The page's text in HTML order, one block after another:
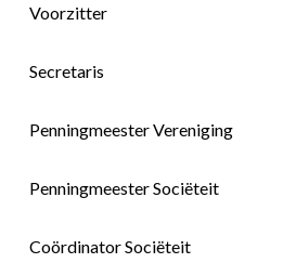
Voorzitter
Secretaris
Penningmeester Vereniging
Penningmeester Sociëteit
Coördinator Sociëteit